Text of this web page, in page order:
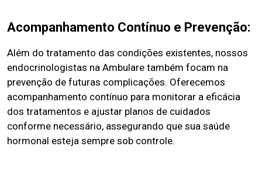
Acompanhamento Contínuo e Prevenção:
Além do tratamento das condições existentes, nossos
endocrinologistas na Ambulare também focam na
prevenção de futuras complicações. Oferecemos
acompanhamento contínuo para monitorar a eficácia
dos tratamentos e ajustar planos de cuidados
conforme necessário, assegurando que sua saúde
hormonal esteja sempre sob controle.